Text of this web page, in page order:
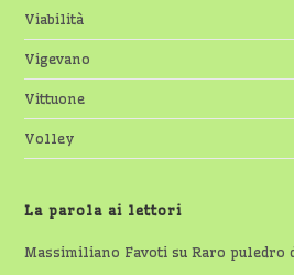
Viabilità
Vigevano
Vittuone
Volley
La parola ai lettori
Massimiliano Favoti suRaro puledro